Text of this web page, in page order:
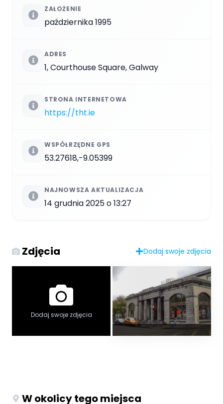
ZAŁOŻENIE
października 1995
ADRES
1, Courthouse Square, Galway
STRONA INTERNETOWA
https://tht.ie
WSPÓŁRZĘDNE GPS
53.27618,-9.05399
NAJNOWSZA AKTUALIZACJA
14 grudnia 2025 o 13:27
Zdjęcia Dodaj swoje zdjęcia
Dodaj swoje zdjęcia
W okolicy tego miejsca